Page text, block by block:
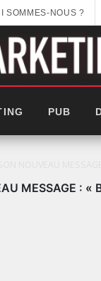
SOMMES-NOUS ?
PUB
MESSAGE : «